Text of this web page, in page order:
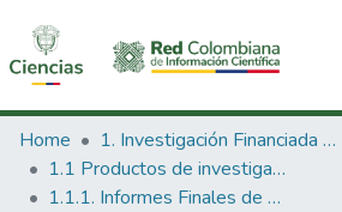
Communities & Collections
All of DSpace
Home
1. Investigación Financiada con Recursos Públicos
1.1 Productos de investigación
1.1.1. Informes Finales de Proyectos de Investigación